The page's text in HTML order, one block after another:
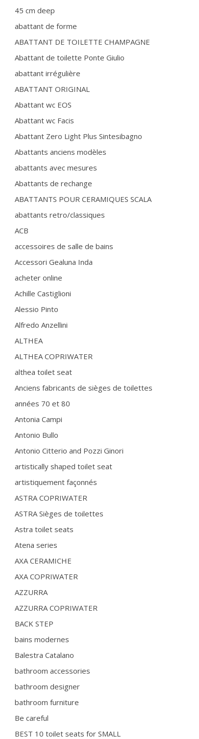
45 cm deep
abattant de forme
ABATTANT DE TOILETTE CHAMPAGNE
Abattant de toilette Ponte Giulio
abattant irrégulière
ABATTANT ORIGINAL
Abattant wc EOS
Abattant wc Facis
Abattant Zero Light Plus Sintesibagno
Abattants anciens modèles
abattants avec mesures
Abattants de rechange
ABATTANTS POUR CERAMIQUES SCALA
abattants retro/classiques
ACB
accessoires de salle de bains
Accessori Gealuna Inda
acheter online
Achille Castiglioni
Alessio Pinto
Alfredo Anzellini
ALTHEA
ALTHEA COPRIWATER
althea toilet seat
Anciens fabricants de sièges de toilettes
années 70 et 80
Antonia Campi
Antonio Bullo
Antonio Citterio and Pozzi Ginori
artistically shaped toilet seat
artistiquement façonnés
ASTRA COPRIWATER
ASTRA Sièges de toilettes
Astra toilet seats
Atena series
AXA CERAMICHE
AXA COPRIWATER
AZZURRA
AZZURRA COPRIWATER
BACK STEP
bains modernes
Balestra Catalano
bathroom accessories
bathroom designer
bathroom furniture
Be careful
BEST 10 toilet seats for SMALL